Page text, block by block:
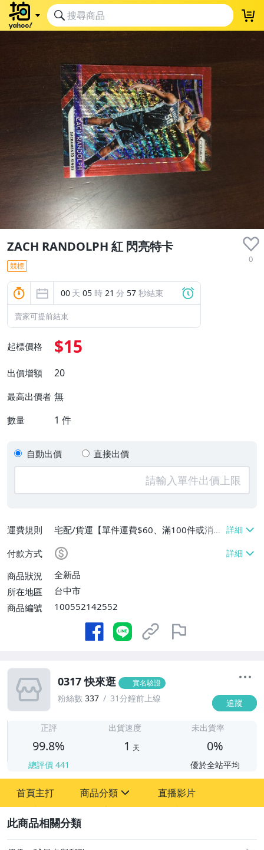
ZACH RANDOLPH 紅 閃亮特卡
0
競標
00 天 05 時 21 分 56 秒結束
賣家可提前結束
起標價格 $15
出價增額 20
最高出價者 無
數量 1 件
自動出價 直接出價
運費規則
宅配/貨運【單件運費$60、滿100件或消費
滿$9999免運費】
付款方式
商品狀況
全新品
所在地區
台中市
商品編號
100552142552
0317 快來逛 實名驗證
粉絲數 337 31分鐘前上線 追蹤
正評
99.8%
總評價 441
出貨速度
1 天
未出貨率
0%
優於全站平均
首頁主打 商品分類
偶像、球員卡與郵幣
直播影片